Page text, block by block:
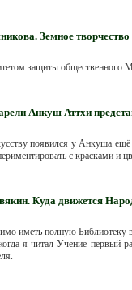
Земное творчество
защиты
Анкуш Аттхи
появился у Анкуша
с красками и
Куда движется
иметь полную Библиотеку
я читал Учение первый